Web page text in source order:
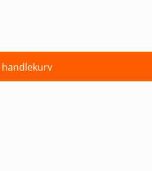
handlekurv